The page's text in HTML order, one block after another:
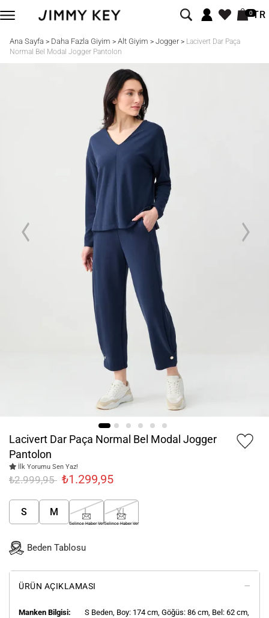
0TR
Ana Sayfa > Daha Fazla Giyim > Alt Giyim > Jogger> Lacivert Dar Paça
Normal Bel Modal Jogger Pantolon
Lacivert Dar Paça Normal Bel Modal Jogger
Pantolon
İlk Yorumu Sen Yaz!
₺2.999,95 ₺1.299,95
S M L
Gelince Haber Ver
XL
Gelince Haber Ver
Beden Tablosu
ÜRÜN AÇIKLAMASI
Manken Bilgisi: S Beden, Boy: 174 cm, Göğüs: 86 cm, Bel: 62 cm,